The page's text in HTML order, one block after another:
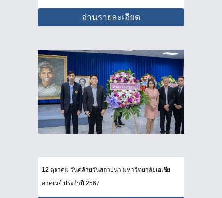
อ่านรายละเอียด
12 ตุลาคม วันคล้ายวันสถาปนา มหาวิทยาลัยเอเชีย
อาคเนย์ ประจำปี 2567